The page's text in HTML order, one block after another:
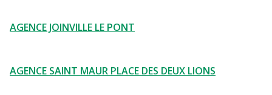
AGENCE JOINVILLE LE PONT
AGENCE SAINT MAUR PLACE DES DEUX LIONS